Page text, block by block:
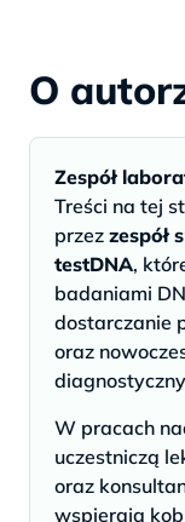
O
Zespół
Treści na tej
przez zespół
testDNA,
badaniami
dostarczanie
oraz
W pracach
uczestniczą
oraz
wspierają